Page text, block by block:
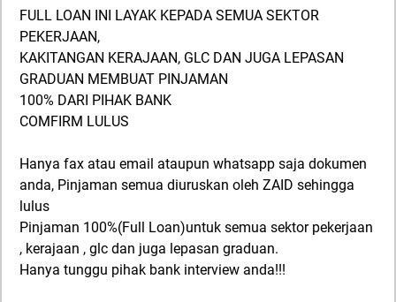
FULL LOAN INI LAYAK KEPADA SEMUA SEKTOR
PEKERJAAN,
KAKITANGAN KERAJAAN, GLC DAN JUGA LEPASAN
GRADUAN MEMBUAT PINJAMAN
100% DARI PIHAK BANK
COMFIRM LULUS
Hanya fax atau email ataupun whatsapp saja dokumen
anda, Pinjaman semua diuruskan oleh ZAID sehingga
lulus
Pinjaman 100%(Full Loan)untuk semua sektor pekerjaan
, kerajaan , glc dan juga lepasan graduan.
Hanya tunggu pihak bank interview anda!!!